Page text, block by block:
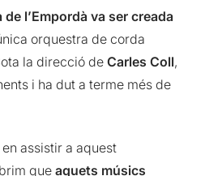
de l’Empordà va ser creada
orquestra de corda
la direcció deCarles Coll,
i ha dut a terme més de
assistir a aquest
queaquets músics